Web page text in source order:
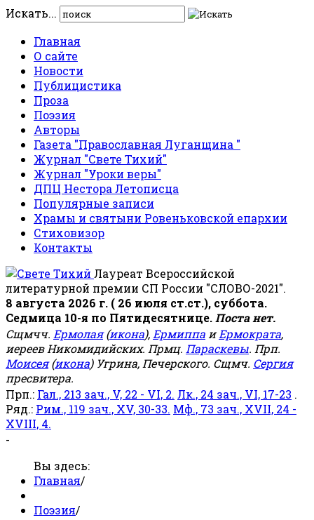
Искать...
Главная
О сайте
Новости
Публицистика
Проза
Поэзия
Авторы
Газета "Православная Луганщина "
Журнал "Свете Тихий"
Журнал "Уроки веры"
ДПЦ Нестора Летописца
Популярные записи
Храмы и святыни Ровеньковской епархии
Стиховизор
Контакты
Лауреат Всероссийской
литературной премии СП России "СЛОВО-2021".
8 августа 2026 г. ( 26 июля ст.ст.), суббота.
Седмица 10-я по Пятидесятнице. Поста нет.
Сщмчч. Ермолая(икона), Ермиппа иЕрмократа,
иереев Никомидийских. Прмц. Параскевы. Прп.
Моисея(икона) Угрина, Печерского. Сщмч. Сергия
пресвитера.
Прп.: Гал., 213 зач., V, 22 - VI, 2. Лк., 24 зач., VI, 17-23 .
Ряд.: Рим., 119 зач., XV, 30-33. Мф., 73 зач., XVII, 24 -
XVIII, 4.
-
Вы здесь:
Главная/
Поэзия/